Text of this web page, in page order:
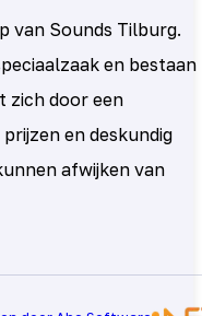
van Sounds Tilburg.
en bestaan
zich door een
en deskundig
afwijken van